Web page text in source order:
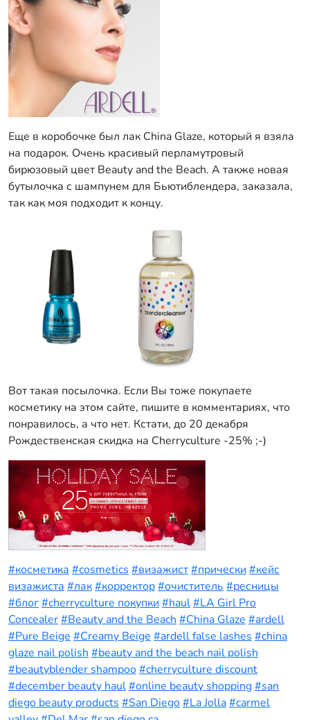
Еще в коробочке был лак China Glaze, который я взяла
на подарок. Очень красивый перламутровый
бирюзовый цвет Beauty and the Beach. А также новая
бутылочка с шампунем для Бьютиблендера, заказала,
так как моя подходит к концу.
Вот такая посылочка. Если Вы тоже покупаете
косметику на этом сайте, пишите в комментариях, что
понравилось, а что нет. Кстати, до 20 декабря
Рождественская скидка на Cherryculture -25% ;-)
#косметика #cosmetics #визажист#прически #кейс
визажиста #лак#корректор#очиститель #ресницы
#блог#cherryculture покупки #haul#LA Girl Pro
Concealer#Beauty and the Beach #China Glaze #ardell
#Pure Beige #Creamy Beige #ardell false lashes #china
glaze nail polish #beauty and the beach nail polish
#beautyblender shampoo#cherryculture discount
#december beauty haul#online beauty shopping#san
diego beauty products #San Diego#La Jolla#carmel